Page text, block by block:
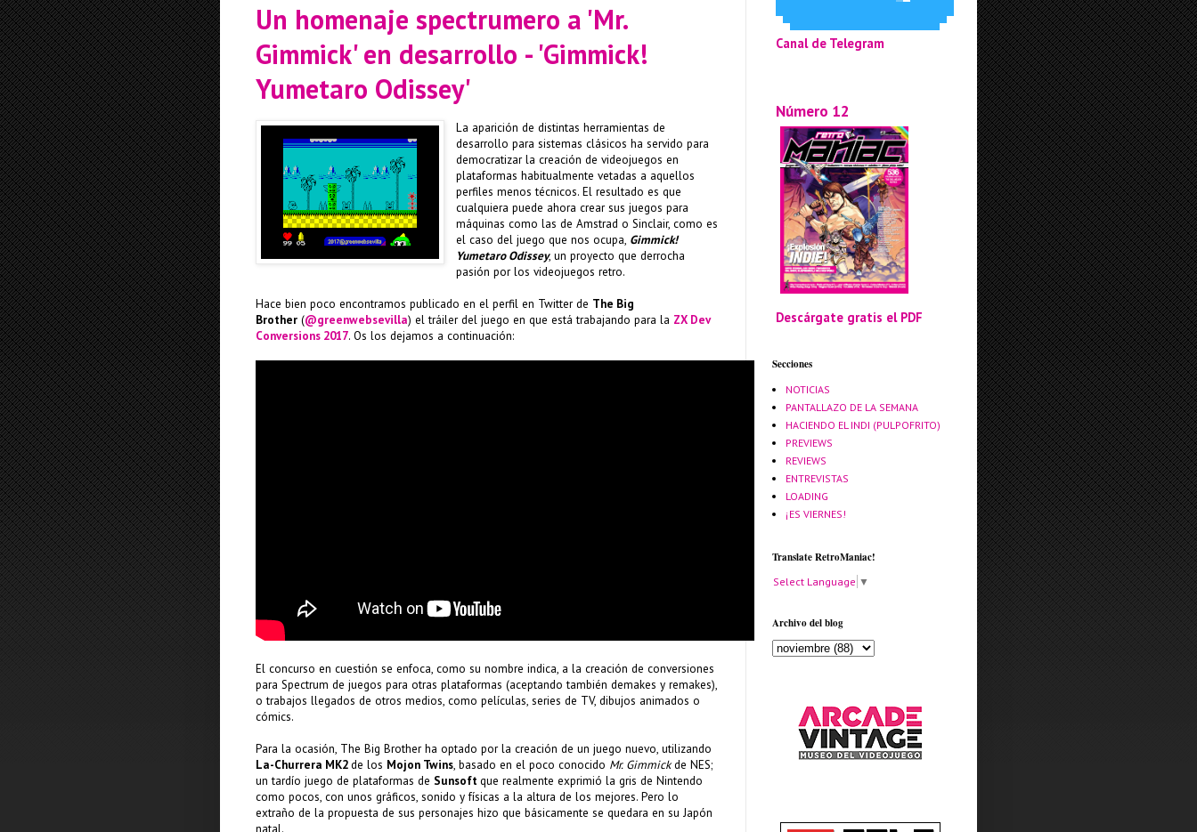
Un homenaje spectrumero a 'Mr.
Gimmick' en desarrollo - 'Gimmick!
Yumetaro Odissey'
La aparición de distintas herramientas de
desarrollo para sistemas clásicos ha servido para
democratizar la creación de videojuegos en
plataformas habitualmente vetadas a aquellos
perfiles menos técnicos. El resultado es que
cualquiera puede ahora crear sus juegos para
máquinas como las de Amstrad o Sinclair, como es
el caso del juego que nos ocupa, Gimmick!
Yumetaro Odissey, un proyecto que derrocha
pasión por los videojuegos retro.
Hace bien poco encontramos publicado en el perfil en Twitter de The Big
Brother (@greenwebsevilla) el tráiler del juego en que está trabajando para la ZX Dev
Conversions 2017. Os los dejamos a continuación:
El concurso en cuestión se enfoca, como su nombre indica, a la creación de conversiones
para Spectrum de juegos para otras plataformas (aceptando también demakes y remakes),
o trabajos llegados de otros medios, como películas, series de TV, dibujos animados o
cómics.
Para la ocasión, The Big Brother ha optado por la creación de un juego nuevo, utilizando
La-Churrera MK2de los Mojon Twins, basado en el poco conocido Mr. Gimmickde NES;
un tardío juego de plataformas de Sunsoftque realmente exprimió la gris de Nintendo
como pocos, con unos gráficos, sonido y físicas a la altura de los mejores. Pero lo
extraño de la propuesta de sus personajes hizo que básicamente se quedara en su Japón
natal.
Canal de Telegram
Número 12
Descárgate gratis el PDF
Secciones
NOTICIAS
PANTALLAZO DE LA SEMANA
HACIENDO EL INDI (PULPOFRITO)
PREVIEWS
REVIEWS
ENTREVISTAS
LOADING
¡ES VIERNES!
Translate RetroManiac!
Select Language ▼
Archivo del blog